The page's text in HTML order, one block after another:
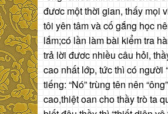
đươc một thời gian, thấy mọi
tôi yên tâm và cố gắng học
lắm;có lần làm bài kiểm tra
trả lời đươc nhiều câu hỏi,
cao nhất lớp, tức thì có người
tiếng: “Nó” trùng tên nên
cao,thiệt oan cho thầy trò ta